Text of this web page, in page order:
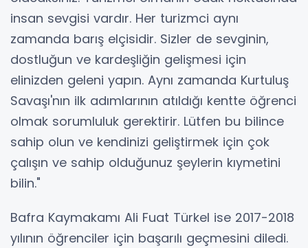
insan sevgisi vardır. Her turizmci aynı
zamanda barış elçisidir. Sizler de sevginin,
dostluğun ve kardeşliğin gelişmesi için
elinizden geleni yapın. Aynı zamanda Kurtuluş
Savaşı'nın ilk adımlarının atıldığı kentte öğrenci
olmak sorumluluk gerektirir. Lütfen bu bilince
sahip olun ve kendinizi geliştirmek için çok
çalışın ve sahip olduğunuz şeylerin kıymetini
bilin."
Bafra Kaymakamı Ali Fuat Türkel ise 2017-2018
yılının öğrenciler için başarılı geçmesini diledi.